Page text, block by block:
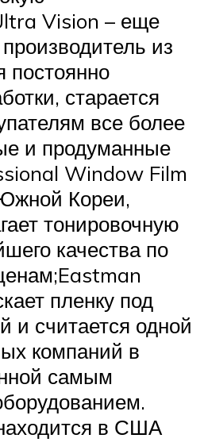
Vision – еще
из
старается
все более
и продуманные
Window Film
Кореи,
тонировочную
качества по
пленку под
и считается одной
компаний в
самым
в США